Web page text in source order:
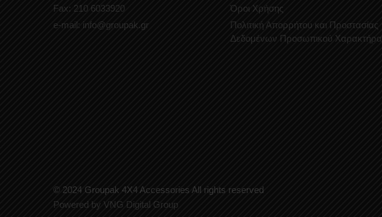
Fax: 210 6033920
e-mail: info@groupak.gr
Όροι Χρήσης
Πολιτική Απορρήτου και Προστασίας
Δεδομένων Προσωπικού Χαρακτήρα
© 2024 Groupak 4X4 Accessories All rights reserved
Powered by VNG Digital Group